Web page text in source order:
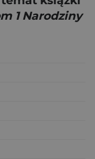
1 Narodziny